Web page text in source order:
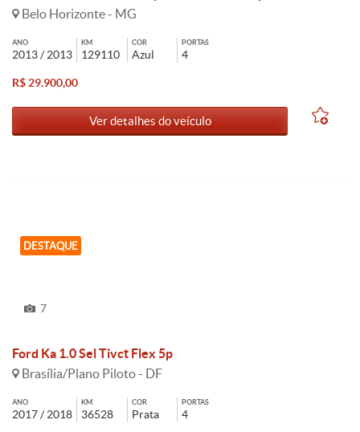
Belo Horizonte - MG
ANO
2013 / 2013
KM
129110
COR
Azul
PORTAS
4
R$ 29.900,00
Ver detalhes do veículo
DESTAQUE
7
Ford Ka 1.0 Sel Tivct Flex 5p
Brasília/Plano Piloto - DF
ANO
2017 / 2018
KM
36528
COR
Prata
PORTAS
4